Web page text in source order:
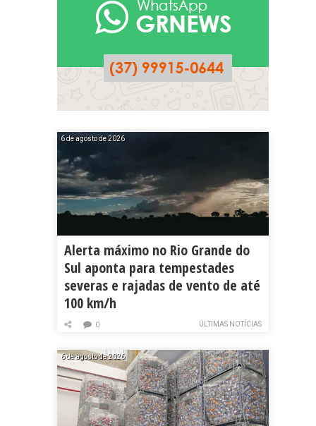
6 de agosto de 2026
Alerta máximo no Rio Grande do
Sul aponta para tempestades
severas e rajadas de vento de até
100 km/h
ÚLTIMAS NOTÍCIAS
0
6 de agosto de 2026